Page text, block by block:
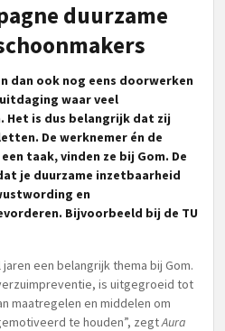
duurzame
dan ook nog eens doorwerken
waar veel
Het is dus belangrijk dat zij
De werknemer én de
taak, vinden ze bij Gom. De
je duurzame inzetbaarheid
en
Bijvoorbeeld bij de TU
een belangrijk thema bij Gom.
is uitgegroeid tot
maatregelen en middelen om
te houden”, zegtAura